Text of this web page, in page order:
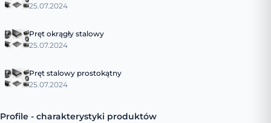
25.07.2024
Pręt okrągły stalowy
25.07.2024
Pręt stalowy prostokątny
25.07.2024
Profile - charakterystyki produktów